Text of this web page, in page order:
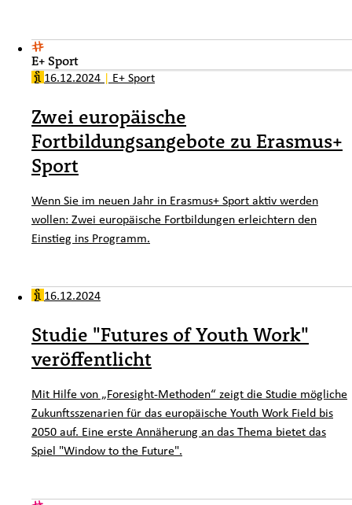
E+ Sport
16.12.2024 | E+ Sport
Zwei europäische
Fortbildungsangebote zu Erasmus+
Sport
Wenn Sie im neuen Jahr in Erasmus+ Sport aktiv werden
wollen: Zwei europäische Fortbildungen erleichtern den
Einstieg ins Programm.
16.12.2024
Studie "Futures of Youth Work"
veröffentlicht
Mit Hilfe von „Foresight-Methoden“ zeigt die Studie mögliche
Zukunftsszenarien für das europäischeYouth Work Field bis
2050 auf. Eine erste Annäherung an das Thema bietet das
Spiel "Window to the Future".